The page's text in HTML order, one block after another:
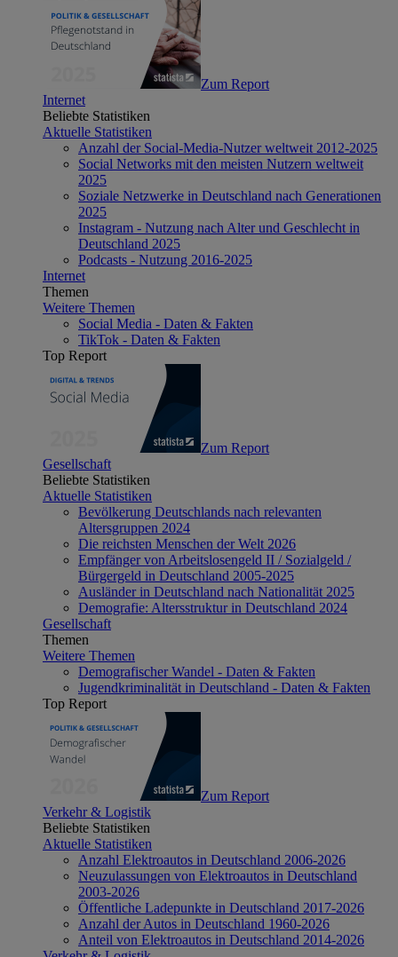
Zum Report
Internet
Beliebte Statistiken
Aktuelle Statistiken
Anzahl der Social-Media-Nutzer weltweit 2012-2025
Social Networks mit den meisten Nutzern weltweit
2025
Soziale Netzwerke in Deutschland nach Generationen
2025
Instagram - Nutzung nach Alter und Geschlecht in
Deutschland 2025
Podcasts - Nutzung 2016-2025
Internet
Themen
Weitere Themen
Social Media - Daten & Fakten
TikTok - Daten & Fakten
Top Report
Zum Report
Gesellschaft
Beliebte Statistiken
Aktuelle Statistiken
Bevölkerung Deutschlands nach relevanten
Altersgruppen 2024
Die reichsten Menschen der Welt 2026
Empfänger von Arbeitslosengeld II / Sozialgeld /
Bürgergeld in Deutschland 2005-2025
Ausländer in Deutschland nach Nationalität 2025
Demografie: Altersstruktur in Deutschland 2024
Gesellschaft
Themen
Weitere Themen
Demografischer Wandel - Daten & Fakten
Jugendkriminalität in Deutschland - Daten & Fakten
Top Report
Zum Report
Verkehr & Logistik
Beliebte Statistiken
Aktuelle Statistiken
Anzahl Elektroautos in Deutschland 2006-2026
Neuzulassungen von Elektroautos in Deutschland
2003-2026
Öffentliche Ladepunkte in Deutschland 2017-2026
Anzahl der Autos in Deutschland 1960-2026
Anteil von Elektroautos in Deutschland 2014-2026